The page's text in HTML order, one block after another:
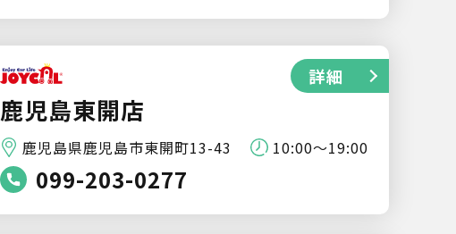
鹿児島東開店
鹿児島県鹿児島市東開町13-43 10:00～19:00
099-203-0277
詳細